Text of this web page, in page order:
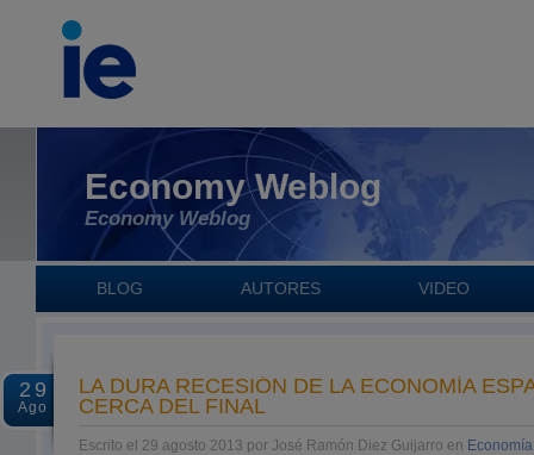
Economy Weblog
Economy Weblog
BLOG AUTORES VIDEO
29
Ago
LA DURA RECESIÓN DE LA ECONOMÍA
CERCA DEL FINAL
Escrito el 29 agosto 2013 por José Ramón Diez Guijarro en